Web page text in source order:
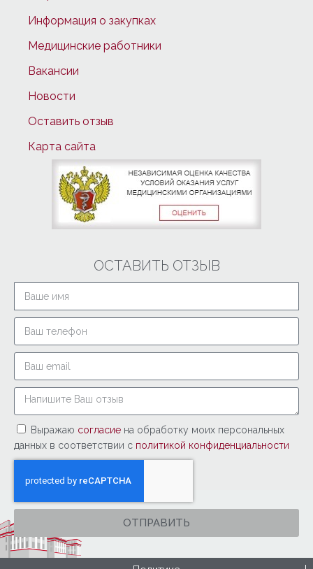
Информация о закупках
Медицинские работники
Вакансии
Новости
Оставить отзыв
Карта сайта
ОСТАВИТЬ ОТЗЫВ
Выражаю согласие на обработку моих персональных
данных в соответствии с политикой конфиденциальности
ОТПРАВИТЬ